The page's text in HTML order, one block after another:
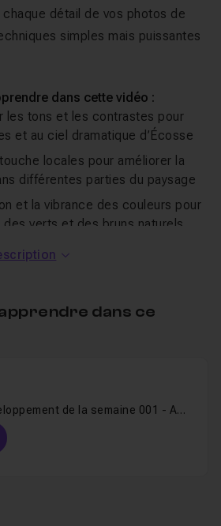
détail de vos photos de
simples mais puissantes
dans cette vidéo :
les tons et les contrastes pour
et au ciel dramatique d’Écosse
locales pour améliorer la
différentes parties du paysage
et la vibrance des couleurs pour
verts et des bruns naturels
des fichiers RAW pour révéler
avancé d’
de retouche essentielles et
recommandé d'avoir déjà utilisé
cette formation.
dans ce
Développement de la semaine 001 - Affinity & Ecosse